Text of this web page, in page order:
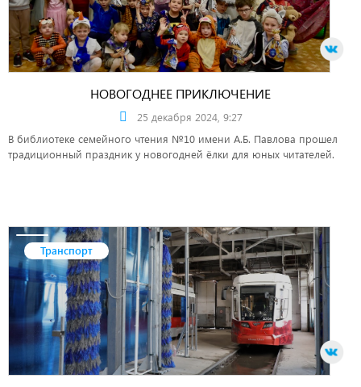
НОВОГОДНЕЕ ПРИКЛЮЧЕНИЕ
25 декабря 2024, 9:27
В библиотеке семейного чтения №10 имени А.Б. Павлова прошел
традиционный праздник у новогодней ёлки для юных читателей.
Транспорт